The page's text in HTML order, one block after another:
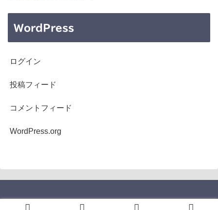
WordPress
ログイン
投稿フィード
コメントフィード
WordPress.org